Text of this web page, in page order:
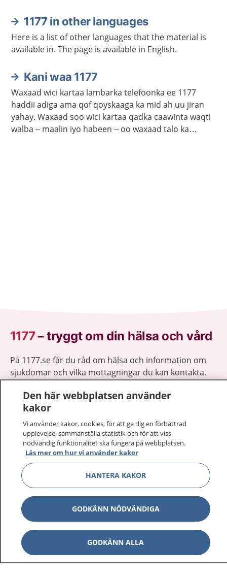
1177 in other languages
Here is a list of other languages that the material is
available in. The page is available in English.
Kani waa 1177
Waxaad wici kartaa lambarka telefoonka ee 1177
haddii adiga ama qof qoyskaaga ka mid ah uu jiran
yahay. Waxaad soo wici kartaa qadka caawinta waqti
walba – maalin iyo habeen – oo waxaad talo ka
1177–tryggt om din hälsa och vård
På 1177.se får du råd om hälsa och information om
sjukdomar och vilka mottagningar du kan kontakta.
Logga in för att läsa din journal och göra dina
vårdärenden. Ring telefonnummer 1177 för
sjukvårdsrådgivning dygnet runt.
1177 ger dig råd när du vill må bättre.
1177 på flera språk Show
Om 1177 Show
Kontakt Show
Den här webbplatsen använder
kakor
Vi använder kakor, cookies, för att ge dig en förbättrad
upplevelse, sammanställa statistik och för att viss
nödvändig funktionalitet ska fungera på webbplatsen.
Läs mer om hur vi använder kakor
HANTERA KAKOR
GODKÄNN NÖDVÄNDIGA
GODKÄNN ALLA